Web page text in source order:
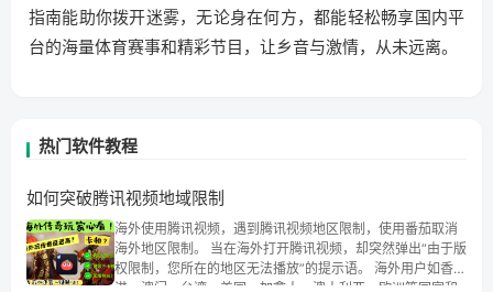
指南能助你拨开迷雾，无论身在何方，都能轻松畅享国内平
台的海量体育赛事和精彩节目，让乡音与激情，从未远离。
热门软件教程
如何突破腾讯视频地域限制
海外使用腾讯视频，遇到腾讯视频地区限制，使用番茄取消
海外地区限制。 当在海外打开腾讯视频，却突然弹出“由于版
权限制，您所在的地区无法播放”的提示语。 海外用户如香
港、澳门、台湾、美国、加拿大、澳大利亚、欧洲等国家和